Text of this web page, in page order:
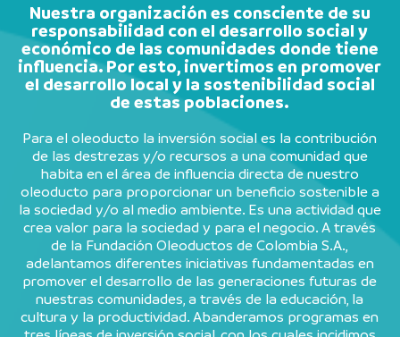
Nuestra organización es consciente de su
responsabilidad con el desarrollo social y
económico de las comunidades donde tiene
influencia. Por esto, invertimos en promover
el desarrollo local y la sostenibilidad social
de estas poblaciones.
Para el oleoducto la inversión social es la contribución
de las destrezas y/o recursos a una comunidad que
habita en el área de influencia directa de nuestro
oleoducto para proporcionar un beneficio sostenible a
la sociedad y/o al medio ambiente. Es una actividad que
crea valor para la sociedad y para el negocio. A través
de la Fundación Oleoductos de Colombia S.A.,
adelantamos diferentes iniciativas fundamentadas en
promover el desarrollo de las generaciones futuras de
nuestras comunidades, a través de la educación, la
cultura y la productividad. Abanderamos programas en